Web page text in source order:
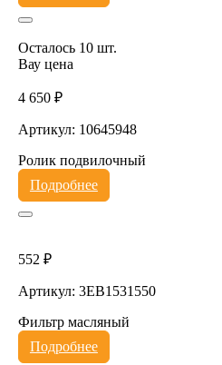
Осталось 10 шт.
Вау цена
4 650 ₽
Артикул: 10645948
Ролик подвилочный
Подробнее
552 ₽
Артикул: 3EB1531550
Фильтр масляный
Подробнее